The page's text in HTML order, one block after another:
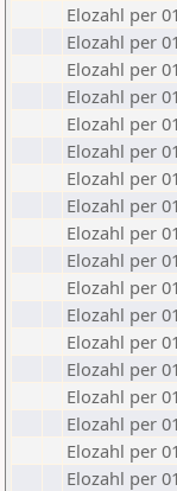
Elozahl per
Elozahl per
Elozahl per
Elozahl per
Elozahl per
Elozahl per
Elozahl per
Elozahl per
Elozahl per
Elozahl per
Elozahl per
Elozahl per
Elozahl per
Elozahl per
Elozahl per
Elozahl per
Elozahl per
Elozahl per